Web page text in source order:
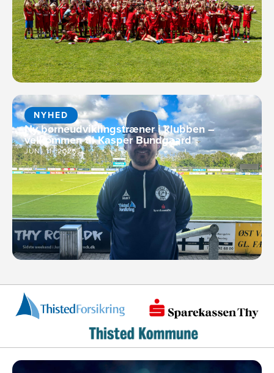
NYHED
Ny børneudviklingstræner i klubben –
velkommen til Kasper Bundgaard
JUNI 11, 2026